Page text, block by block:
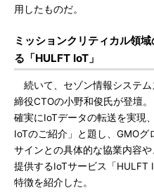
用したものだ。
ミッションクリティカル領
る「HULFT IoT」
続いて、セゾン情報システム
締役CTOの小野和俊氏が登壇。
確実にIoTデータの転送を実現
IoTのご紹介」と題し、GMOグ
サインとの具体的な協業内容
提供するIoTサービス「HULFT
特徴を紹介した。